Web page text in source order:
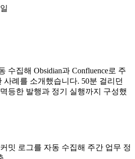
수집해 Obsidian과 Confluence로 주
사례를 소개했습니다. 50분 걸리던
등한 발행과 정기 실행까지 구성했
밋 로그를 자동 수집해 주간 업무 정